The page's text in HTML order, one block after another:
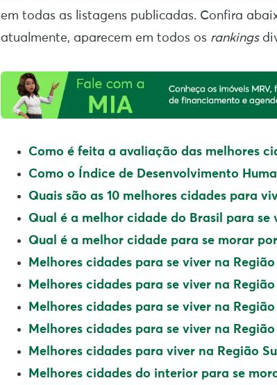
em todas as listagens publicadas. Confira
atualmente, aparecem em todos os rankings
Como é feita a avaliação das melhores
Como o Índice de Desenvolvimento
Quais são as 10 melhores cidades para
Qual é a melhor cidade do Brasil para se
Qual é a melhor cidade para se morar
Melhores cidades para se viver na
Melhores cidades para se viver na
Melhores cidades para se viver na
Melhores cidades para se viver na Região
Melhores cidades para viver na Região Sul
Melhores cidades do interior para se